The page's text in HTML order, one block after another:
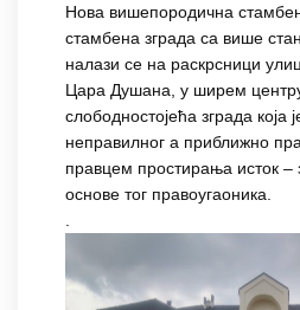
Нова вишепородична
стамбена зграда са више
налази се на раскрсници
Цара Душана, у ширем
слободностојећа зграда која
неправилног а приближно
правцем простирања исток –
основе тог правоугаоника.
.